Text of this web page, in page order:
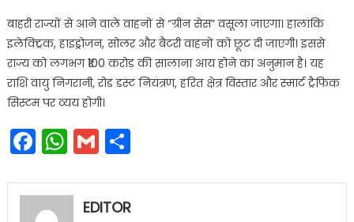
बाहरी राज्यों से आने वाले वाहनों से “ग्रीन सेस” वसूला जाएगा। हालांकि
इलेक्ट्रिक, हाइड्रोजन, सोलर और बैटरी वाहनों को छूट दी जाएगी। इससे
राज्य को लगभग ₹100 करोड़ की सालाना आय होने का अनुमान है। यह
राशि वायु निगरानी, रोड डस्ट नियंत्रण, हरित क्षेत्र विस्तार और स्मार्ट ट्रैफिक
सिस्टम पर व्यय होगी।
Facebook
WhatsApp
GmailShare
EDITOR